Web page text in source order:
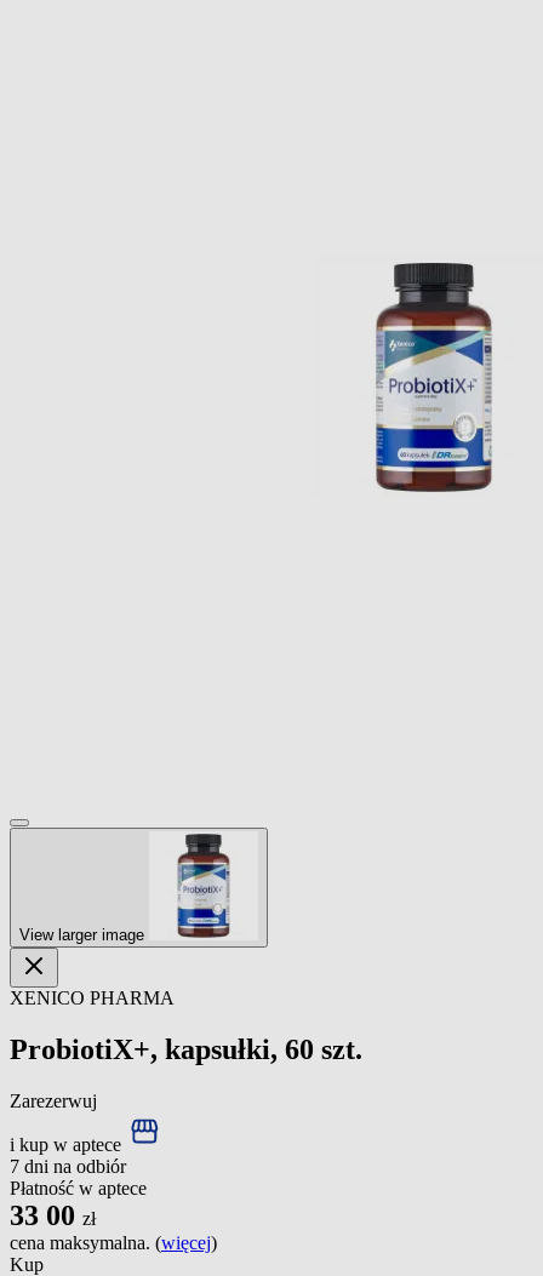
View larger image
XENICO PHARMA
ProbiotiX+, kapsułki, 60 szt.
Zarezerwuj
i kup w aptece
7 dni na odbiór
Płatność w aptece
33 00 zł
cena maksymalna. (więcej)
Kup